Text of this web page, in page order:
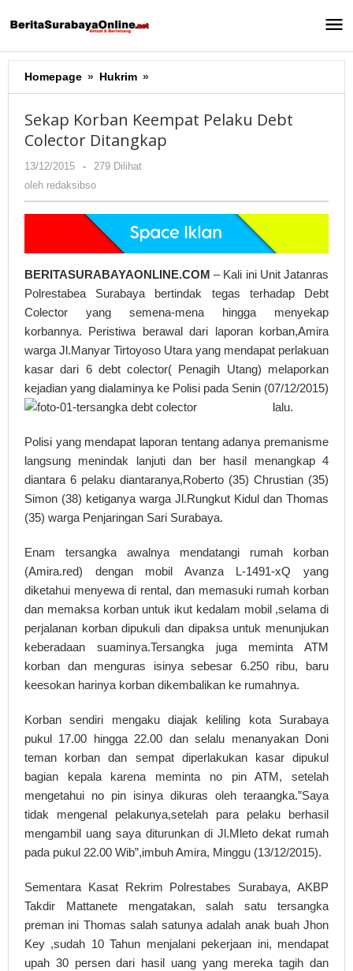
ke
Homepage » Hukrim »
Korban
Pelaku
Debt
Sekap Korban Keempat Pelaku Debt
Colector Ditangkap
13/12/2015
oleh
redaksibso
-
279 Dilihat
oleh redaksibso
BERITASURABAYAONLINE.COM – Kali ini Unit Jatanras
Polrestabea Surabaya bertindak tegas terhadap Debt
Colector yang semena-mena hingga menyekap
korbannya. Peristiwa berawal dari laporan korban,Amira
warga Jl.Manyar Tirtoyoso Utara yang mendapat perlakuan
kasar dari 6 debt colector( Penagih Utang) melaporkan
kejadian yang dialaminya ke Polisi pada Senin (07/12/2015)
lalu.
Polisi yang mendapat laporan tentang adanya premanisme
langsung menindak lanjuti dan ber hasil menangkap 4
diantara 6 pelaku diantaranya,Roberto (35) Chrustian (35)
Simon (38) ketiganya warga Jl.Rungkut Kidul dan Thomas
(35) warga Penjaringan Sari Surabaya.
Enam tersangka awalnya mendatangi rumah korban
(Amira.red) dengan mobil Avanza L-1491-xQ yang
diketahui menyewa di rental, dan memasuki rumah korban
dan memaksa korban untuk ikut kedalam mobil ,selama di
perjalanan korban dipukuli dan dipaksa untuk menunjukan
keberadaan suaminya.Tersangka juga meminta ATM
korban dan menguras isinya sebesar 6.250 ribu, baru
keesokan harinya korban dikembalikan ke rumahnya.
Korban sendiri mengaku diajak keliling kota Surabaya
pukul 17.00 hingga 22.00 dan selalu menanyakan Doni
teman korban dan sempat diperlakukan kasar dipukul
bagian kepala karena meminta no pin ATM, setelah
mengetahui no pin isinya dikuras oleh teraangka.”Saya
tidak mengenal pelakunya,setelah para pelaku berhasil
mengambil uang saya diturunkan di Jl.Mleto dekat rumah
pada pukul 22.00 Wib”,imbuh Amira, Minggu (13/12/2015).
Sementara Kasat Rekrim Polrestabes Surabaya, AKBP
Takdir Mattanete mengatakan, salah satu tersangka
preman ini Thomas salah satunya adalah anak buah Jhon
Key ,sudah 10 Tahun menjalani pekerjaan ini, mendapat
upah 30 persen dari hasil uang yang mereka tagih dan